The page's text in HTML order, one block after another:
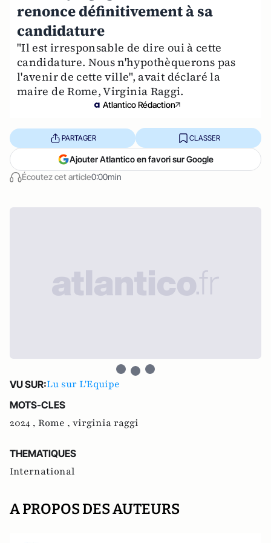
renonce définitivement à sa
candidature
"Il est irresponsable de dire oui à cette
candidature. Nous n'hypothèquerons pas
l'avenir de cette ville", avait déclaré la
maire de Rome, Virginia Raggi.
Atlantico Rédaction
Écoutez cet article0:00min
PARTAGER CLASSER
Ajouter Atlantico en favori sur Google
VU SUR:Lu sur L'Equipe
MOTS-CLES
2024 , Rome , virginia raggi
THEMATIQUES
International
A PROPOS DES AUTEURS